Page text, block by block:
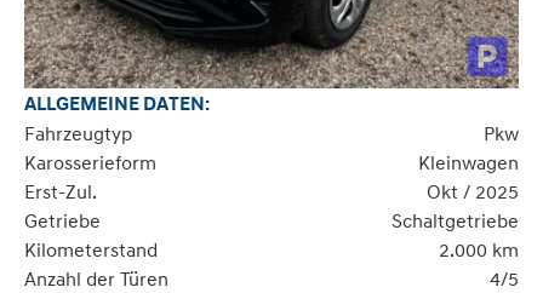
ALLGEMEINE DATEN:
Fahrzeugtyp
Pkw
Karosserieform
Kleinwagen
Erst-Zul.
Okt / 2025
Getriebe
Schaltgetriebe
Kilometerstand
2.000 km
Anzahl der Türen
4/5